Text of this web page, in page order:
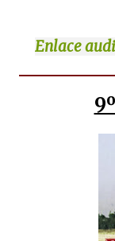
Enlace